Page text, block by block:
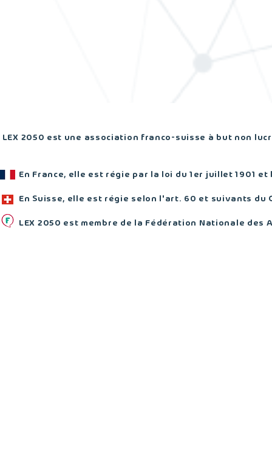
LEX 2050 est une association franco-suisse à but non
En France, elle est régie par la loi du 1er juillet 1901 et
En Suisse, elle est régie selon l'art. 60 et suivants du
LEX 2050 est membre de la Fédération Nationale